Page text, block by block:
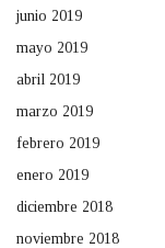
junio 2019
mayo 2019
abril 2019
marzo 2019
febrero 2019
enero 2019
diciembre 2018
noviembre 2018